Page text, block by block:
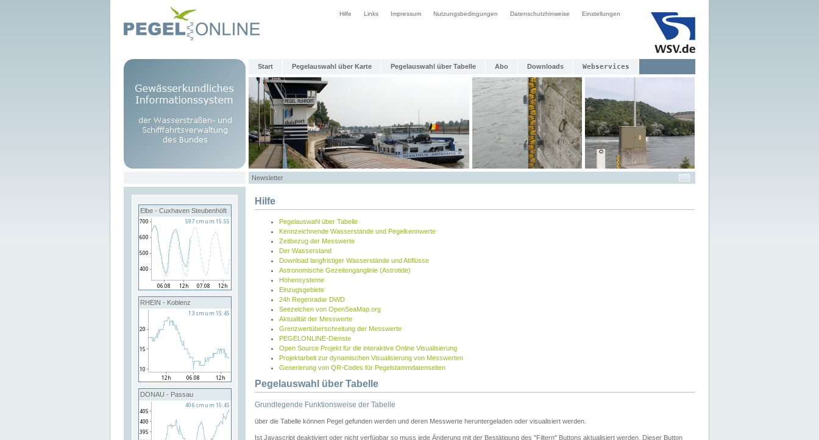
Hilfe Links Impressum Nutzungsbedingungen Datenschutzhinweise Einstellungen
Start Pegelauswahl über Karte Pegelauswahl über Tabelle Abo Downloads Webservices
Newsletter
Elbe - Cuxhaven Steubenhöft
RHEIN - Koblenz
DONAU - Passau
Hilfe
Pegelauswahl über Tabelle
Kennzeichnende Wasserstände und Pegelkennwerte
Zeitbezug der Messwerte
Der Wasserstand
Download langfristiger Wasserstände und Abflüsse
Astronomische Gezeitenganglinie (Astrotide)
Höhensysteme
Einzugsgebiete
24h Regenradar DWD
Seezeichen von OpenSeaMap.org
Aktualität der Messwerte
Grenzwertüberschreitung der Messwerte
PEGELONLINE-Dienste
Open Source Projekt für die interaktive Online Visualisierung
Projektarbeit zur dynamischen Visualisierung von Messwerten
Generierung von QR-Codes für Pegelstammdatenseiten
Pegelauswahl über Tabelle
Grundlegende Funktionsweise der Tabelle
über die Tabelle können Pegel gefunden werden und deren Messwerte heruntergeladen oder visualisiert werden.
Ist Javascript deaktiviert oder nicht verfügbar so muss jede Änderung mit der Bestätigung des "Filtern" Buttons aktualisiert werden. Dieser Button